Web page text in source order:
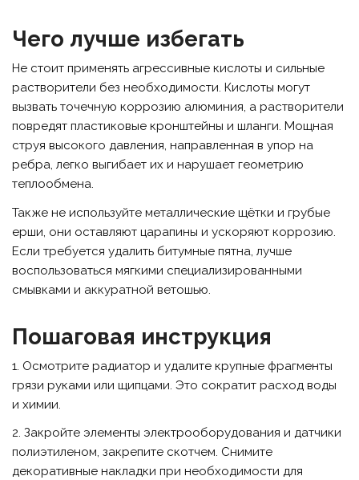
Чего лучше избегать
Не стоит применять агрессивные кислоты и сильные
растворители без необходимости. Кислоты могут
вызвать точечную коррозию алюминия, а растворители
повредят пластиковые кронштейны и шланги. Мощная
струя высокого давления, направленная в упор на
ребра, легко выгибает их и нарушает геометрию
теплообмена.
Также не используйте металлические щётки и грубые
ерши, они оставляют царапины и ускоряют коррозию.
Если требуется удалить битумные пятна, лучше
воспользоваться мягкими специализированными
смывками и аккуратной ветошью.
Пошаговая инструкция
1. Осмотрите радиатор и удалите крупные фрагменты
грязи руками или щипцами. Это сократит расход воды
и химии.
2. Закройте элементы электрооборудования и датчики
полиэтиленом, закрепите скотчем. Снимите
декоративные накладки при необходимости для